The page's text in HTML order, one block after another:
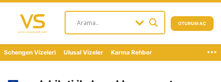
OTURUM AÇ
Schengen Vizeleri Ulusal Vizeler Karma Rehber ...